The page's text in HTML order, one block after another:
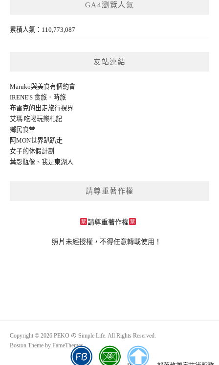
GA4瀏覽人氣
累積人氣：110,773,087
友站連結
Maruko與美食有個約會
IRENE'S 食旅．時旅
布雷克的出走旅行視界
艾瑪 吃喝玩樂札記
鄉民食堂
阿MON世界趴趴走
女子的休假計劃
葉影瓶像 、 我是東湖人
請尊重著作權
請尊重著作權
照片未經授權，不得任意轉載使用！
Copyright © 2026 PEKO の Simple Life. All Rights Reserved.
Boston Theme by FameThemes